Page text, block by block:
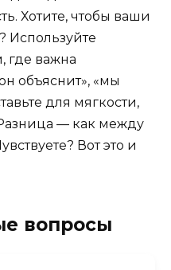
Хотите, чтобы ваши
Используйте
где важна
объяснит», «мы
для мягкости,
— как между
Вот это и
вопросы